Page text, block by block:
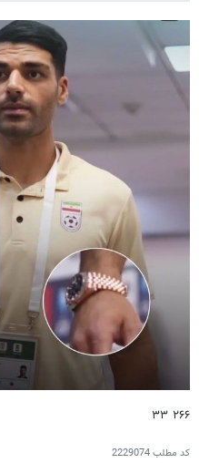
۲۶۶ ۳۳
کد مطلب2229074